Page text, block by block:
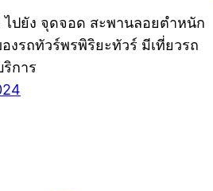
ไปยัง จุดจอด สะพานลอยตำหนัก
งรถทัวร์พรพิริยะทัวร์ มีเที่ยวรถ
การ